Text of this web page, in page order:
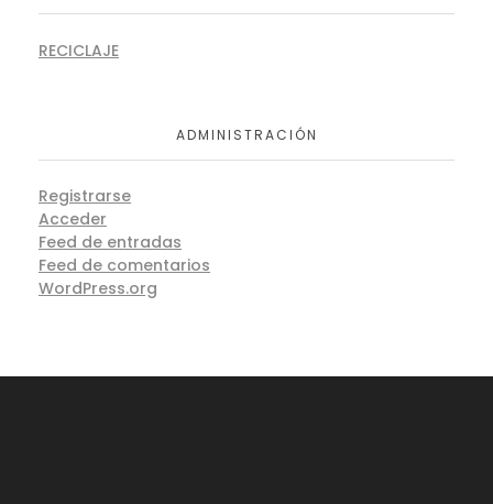
RECICLAJE
ADMINISTRACIÓN
Registrarse
Acceder
Feed de entradas
Feed de comentarios
WordPress.org